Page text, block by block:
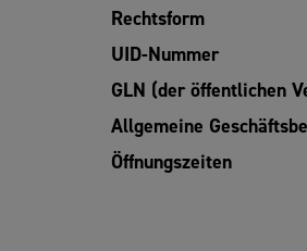
Rechtsform
UID-Nummer
GLN (der öffentlichen
Allgemeine
Öffnungszeiten